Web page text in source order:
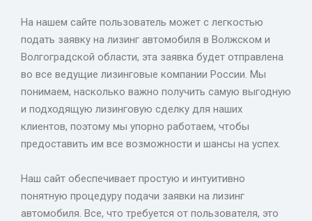
На нашем сайте пользователь может с легкостью
подать заявку на лизинг автомобиля в Волжском и
Волгоградской области, эта заявка будет отправлена
во все ведущие лизинговые компании России. Мы
понимаем, насколько важно получить самую выгодную
и подходящую лизинговую сделку для наших
клиентов, поэтому мы упорно работаем, чтобы
предоставить им все возможности и шансы на успех.
Наш сайт обеспечивает простую и интуитивно
понятную процедуру подачи заявки на лизинг
автомобиля. Все, что требуется от пользователя, это